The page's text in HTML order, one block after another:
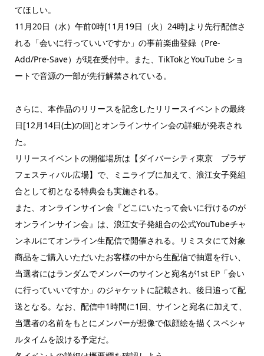
てほしい。
11月20日（水）午前0時[11月19日（火）24時]より先行配信さ
れる「会いに行っていいですか」の事前楽曲登録（Pre-
Add/Pre-Save）が現在受付中。また、TikTokとYouTube ショ
ートで音源の一部が先行解禁されている。
さらに、本作品のリリースを記念したリリースイベントの最終
日[12月14日(土)の回]とオンラインサイン会の詳細が発表され
た。
リリースイベントの開催場所は【ダイバーシティ東京 プラザ
フェスティバル広場】で、ミニライブに加えて、浪江女子発組
合として初となる特典会も実施される。
また、オンラインサイン会『どこにいたって会いに行けるのが
オンラインサイン会』は、浪江女子発組合の公式YouTubeチャ
ンネルにてオンライン生配信で開催される。リミスタにて対象
商品をご購入いただいたお客様の中から生配信で抽選を行い、
当選者にはランダムでメンバーのサインと宛名が1st EP「会い
に行っていいですか」のジャケットに記載され、後日追って配
送となる。なお、配信中1時間に1回、サインと宛名に加えて、
当選者の名前をもとにメンバーが想像で似顔絵を描くスペシャ
ルタイムを設ける予定だ。